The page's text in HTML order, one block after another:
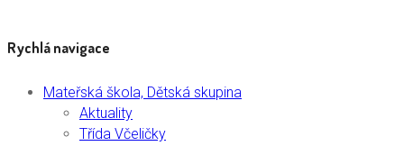
Rychlá navigace
Mateřská škola, Dětská skupina
Aktuality
Třída Včeličky